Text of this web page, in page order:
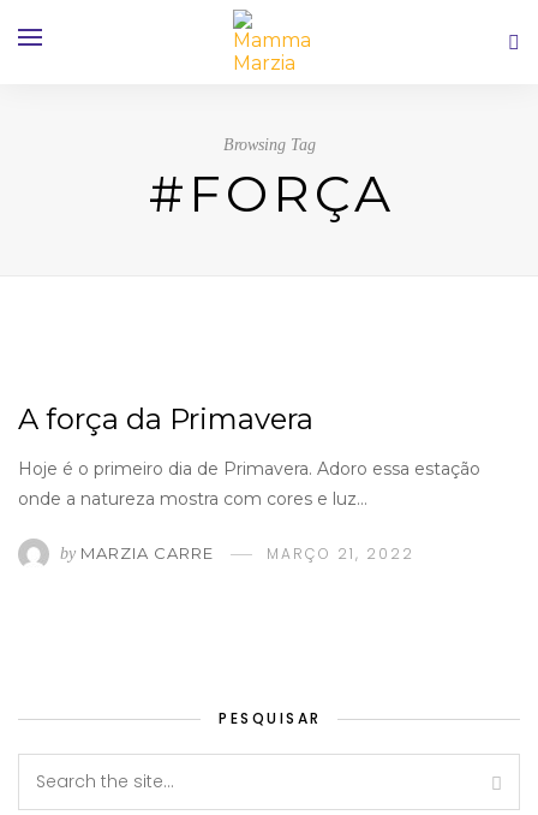
Browsing Tag
#FORÇA
A força da Primavera
Hoje é o primeiro dia de Primavera. Adoro essa estação
onde a natureza mostra com cores e luz…
by MARZIA CARRE MARÇO 21, 2022
PESQUISAR